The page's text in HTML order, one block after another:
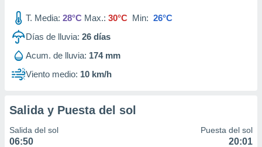
1199
T. Media: 28°C Max.: 30°C Min: 26°C
Días de lluvia: 26 días
Acum. de lluvia: 174 mm
Viento medio: 10 km/h
Salida y Puesta del sol
Salida del sol
06:50
Puesta del sol
20:01